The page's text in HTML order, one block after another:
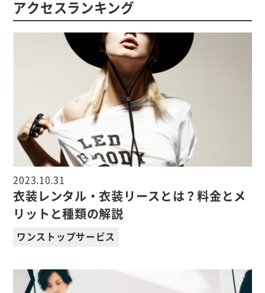
アクセスランキング
2023.10.31
衣装レンタル・衣装リースとは？料金とメ
リットと種類の解説
ワンストップサービス